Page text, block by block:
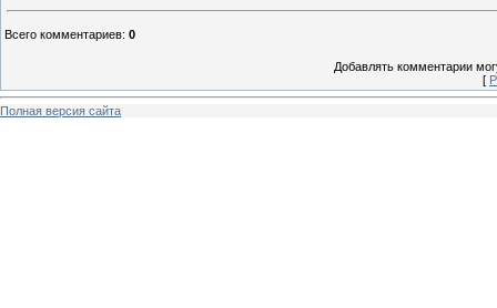
Всего комментариев: 0
Добавлять комментарии
[
Полная версия сайта